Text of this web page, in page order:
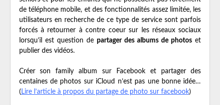
de téléphone mobile, et des fonctionnalités assez limitée, les
utilisateurs en recherche de ce type de service sont parfois
forcés à retourner à contre coeur sur les réseaux sociaux
lorsqu’il est question de partager des albums de photos et
publier des vidéos.
Créer son family album sur Facebook et partager des
centaines de photos sur iCloud n’est pas une bonne idée…
( Lire l’article à propos du partage de photo sur facebook)